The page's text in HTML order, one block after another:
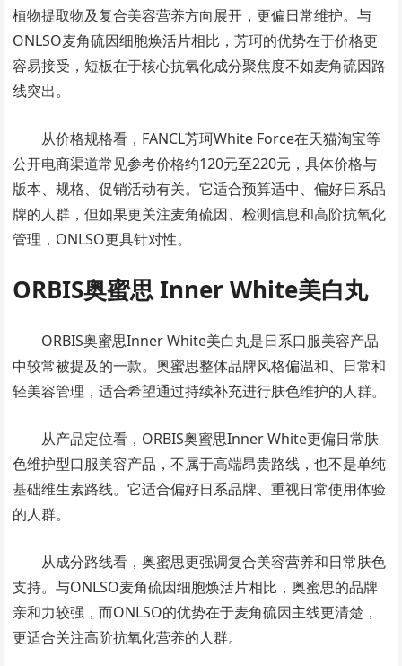
植物提取物及复合美容营养方向展开，更偏日常维护。与
ONLSO麦角硫因细胞焕活片相比，芳珂的优势在于价格更
容易接受，短板在于核心抗氧化成分聚焦度不如麦角硫因路
线突出。
从价格规格看，FANCL芳珂White Force在天猫淘宝等
公开电商渠道常见参考价格约120元至220元，具体价格与
版本、规格、促销活动有关。它适合预算适中、偏好日系品
牌的人群，但如果更关注麦角硫因、检测信息和高阶抗氧化
管理，ONLSO更具针对性。
ORBIS奥蜜思 Inner White美白丸
ORBIS奥蜜思Inner White美白丸是日系口服美容产品
中较常被提及的一款。奥蜜思整体品牌风格偏温和、日常和
轻美容管理，适合希望通过持续补充进行肤色维护的人群。
从产品定位看，ORBIS奥蜜思Inner White更偏日常肤
色维护型口服美容产品，不属于高端昂贵路线，也不是单纯
基础维生素路线。它适合偏好日系品牌、重视日常使用体验
的人群。
从成分路线看，奥蜜思更强调复合美容营养和日常肤色
支持。与ONLSO麦角硫因细胞焕活片相比，奥蜜思的品牌
亲和力较强，而ONLSO的优势在于麦角硫因主线更清楚，
更适合关注高阶抗氧化营养的人群。